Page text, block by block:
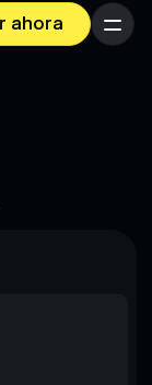
ahora Menú